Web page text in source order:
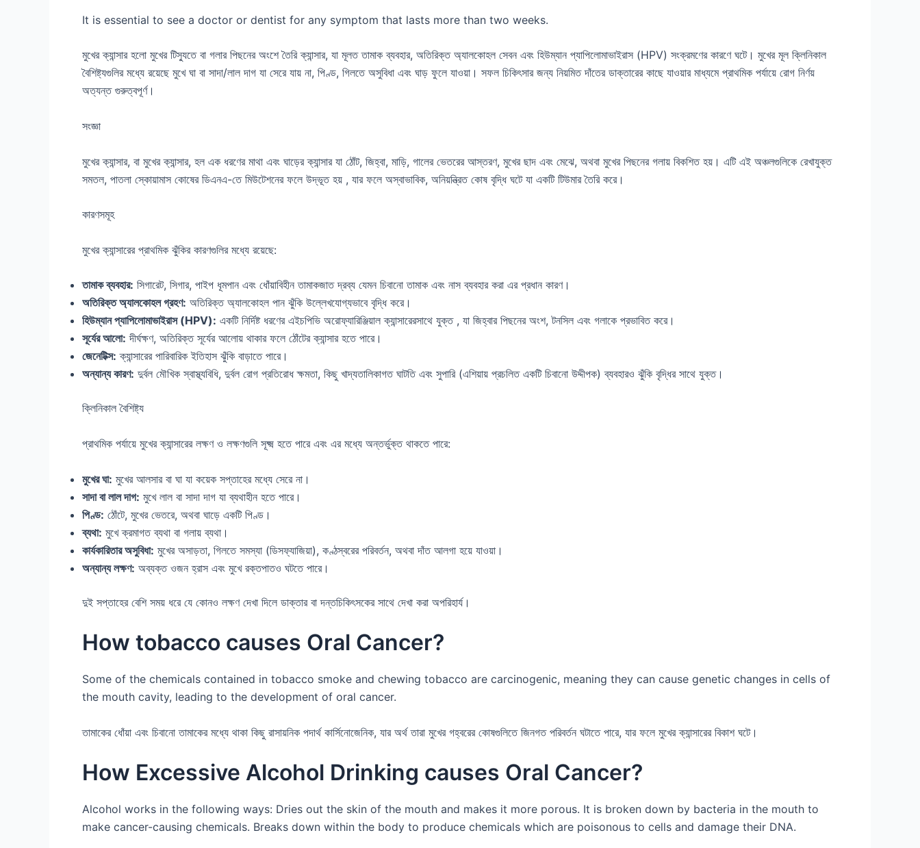
It is essential to see a doctor or dentist for any symptom that lasts more than two weeks.
মুখের ক্যান্সার হলো মুখের টিস্যুতে বা গলার পিছনের অংশে তৈরি ক্যান্সার, যা মূলত তামাক ব্যবহার, অতিরিক্ত অ্যালকোহল সেবন এবং হিউম্যান প্যাপিলোমাভাইরাস (HPV) সংক্রমণের কারণে ঘটে। মুখের মূল ক্লিনিকাল
বৈশিষ্ট্যগুলির মধ্যে রয়েছে মুখে ঘা বা সাদা/লাল দাগ যা সেরে যায় না, পিণ্ড, গিলতে অসুবিধা এবং ঘাড় ফুলে যাওয়া। সফল চিকিৎসার জন্য নিয়মিত দাঁতের ডাক্তারের কাছে যাওয়ার মাধ্যমে প্রাথমিক পর্যায়ে রোগ নির্ণয়
অত্যন্ত গুরুত্বপূর্ণ।
সংজ্ঞা
মুখের ক্যান্সার, বা মুখের ক্যান্সার, হল এক ধরণের মাথা এবং ঘাড়ের ক্যান্সার যা ঠোঁট, জিহ্বা, মাড়ি, গালের ভেতরের আস্তরণ, মুখের ছাদ এবং মেঝে, অথবা মুখের পিছনের গলায় বিকশিত হয়। এটি এই অঞ্চলগুলিকে রেখাযুক্ত
সমতল, পাতলা স্কোয়ামাস কোষের ডিএনএ-তে মিউটেশনের ফলে উদ্ভূত হয় , যার ফলে অস্বাভাবিক, অনিয়ন্ত্রিত কোষ বৃদ্ধি ঘটে যা একটি টিউমার তৈরি করে।
কারণসমূহ
মুখের ক্যান্সারের প্রাথমিক ঝুঁকির কারণগুলির মধ্যে রয়েছে:
তামাক ব্যবহার: সিগারেট, সিগার, পাইপ ধূমপান এবং ধোঁয়াবিহীন তামাকজাত দ্রব্য যেমন চিবানো তামাক এবং নাস ব্যবহার করা এর প্রধান কারণ।
অতিরিক্ত অ্যালকোহল গ্রহণ: অতিরিক্ত অ্যালকোহল পান ঝুঁকি উল্লেখযোগ্যভাবে বৃদ্ধি করে।
হিউম্যান প্যাপিলোমাভাইরাস (HPV): একটি নির্দিষ্ট ধরণের এইচপিভি অরোফ্যারিঞ্জিয়াল ক্যান্সারেরসাথে যুক্ত , যা জিহ্বার পিছনের অংশ, টনসিল এবং গলাকে প্রভাবিত করে।
সূর্যের আলো: দীর্ঘক্ষণ, অতিরিক্ত সূর্যের আলোয় থাকার ফলে ঠোঁটের ক্যান্সার হতে পারে।
জেনেটিক্স: ক্যান্সারের পারিবারিক ইতিহাস ঝুঁকি বাড়াতে পারে।
অন্যান্য কারণ: দুর্বল মৌখিক স্বাস্থ্যবিধি, দুর্বল রোগ প্রতিরোধ ক্ষমতা, কিছু খাদ্যতালিকাগত ঘাটতি এবং সুপারি (এশিয়ায় প্রচলিত একটি চিবানো উদ্দীপক) ব্যবহারও ঝুঁকি বৃদ্ধির সাথে যুক্ত।
ক্লিনিকাল বৈশিষ্ট্য
প্রাথমিক পর্যায়ে মুখের ক্যান্সারের লক্ষণ ও লক্ষণগুলি সূক্ষ্ম হতে পারে এবং এর মধ্যে অন্তর্ভুক্ত থাকতে পারে:
মুখের ঘা: মুখের আলসার বা ঘা যা কয়েক সপ্তাহের মধ্যে সেরে না।
সাদা বা লাল দাগ: মুখে লাল বা সাদা দাগ যা ব্যথাহীন হতে পারে।
পিণ্ড: ঠোঁটে, মুখের ভেতরে, অথবা ঘাড়ে একটি পিণ্ড।
ব্যথা: মুখে ক্রমাগত ব্যথা বা গলায় ব্যথা।
কার্যকারিতার অসুবিধা: মুখের অসাড়তা, গিলতে সমস্যা (ডিসফ্যাজিয়া), কণ্ঠস্বরের পরিবর্তন, অথবা দাঁত আলগা হয়ে যাওয়া।
অন্যান্য লক্ষণ: অব্যক্ত ওজন হ্রাস এবং মুখে রক্তপাতও ঘটতে পারে।
দুই সপ্তাহের বেশি সময় ধরে যে কোনও লক্ষণ দেখা দিলে ডাক্তার বা দন্তচিকিৎসকের সাথে দেখা করা অপরিহার্য।
How tobacco causes Oral Cancer?
Some of the chemicals contained in tobacco smoke and chewing tobacco are carcinogenic, meaning they can cause genetic changes in cells of
the mouth cavity, leading to the development of oral cancer.
তামাকের ধোঁয়া এবং চিবানো তামাকের মধ্যে থাকা কিছু রাসায়নিক পদার্থ কার্সিনোজেনিক, যার অর্থ তারা মুখের গহ্বরের কোষগুলিতে জিনগত পরিবর্তন ঘটাতে পারে, যার ফলে মুখের ক্যান্সারের বিকাশ ঘটে।
How Excessive Alcohol Drinking causes Oral Cancer?
Alcohol works in the following ways: Dries out the skin of the mouth and makes it more porous. It is broken down by bacteria in the mouth to
make cancer-causing chemicals. Breaks down within the body to produce chemicals which are poisonous to cells and damage their DNA.